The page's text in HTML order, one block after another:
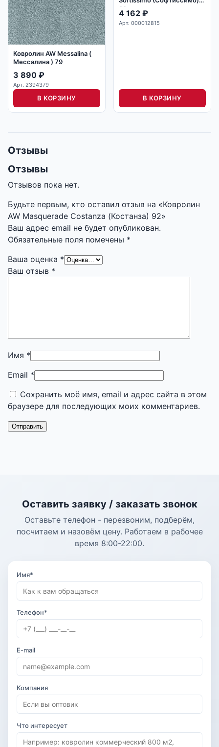
Ковролин AW Messalina (
Мессалина ) 79
3 890 ₽
Арт. 2394379
В КОРЗИНУ
39
4 162 ₽
Арт. 000012815
В КОРЗИНУ
Отзывы
Отзывы
Отзывов пока нет.
Будьте первым, кто оставил отзыв на «Ковролин
AW Masquerade Costanza (Костанза) 92»
Ваш адрес email не будет опубликован.
Обязательные поля помечены *
Ваша оценка *
Ваш отзыв *
Имя *
Email *
Сохранить моё имя, email и адрес сайта в этом
браузере для последующих моих комментариев.
Оставить заявку / заказать звонок
Оставьте телефон - перезвоним, подберём,
посчитаем и назовём цену. Работаем в рабочее
время 8:00-22:00.
Имя*
Телефон*
E-mail
Компания
Что интересует